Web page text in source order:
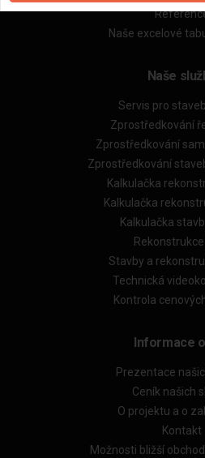
Naše excelové
Naše
Servis pro
Zprostředkování
Zprostředkování
Zprostředkování
Kalkulačka
Kalkulačka
Kalkulačka
Stavby a
Technická
Kontrola
Informace
Prezentace
Ceník našich
O projektu a o
Kontakt
Možnosti bližší